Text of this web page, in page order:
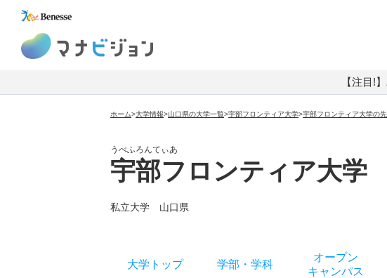
【注目!
ホーム>大学情報>山口県の大学一覧>宇部フロンティア大学>宇部フロンティア大学の
うべふろんてぃあ
宇部フロンティア大学
私立大学 山口県
大学トップ 学部 ・ 学科
オープン
キャンパス